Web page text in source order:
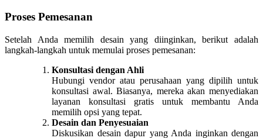
Proses Pemesanan
Setelah Anda memilih desain yang diinginkan, berikut adalah
langkah-langkah untuk memulai proses pemesanan:
Konsultasi dengan Ahli
Hubungi vendor atau perusahaan yang dipilih untuk
konsultasi awal. Biasanya, mereka akan menyediakan
layanan konsultasi gratis untuk membantu Anda
memilih opsi yang tepat.
Desain dan Penyesuaian
Diskusikan desain dapur yang Anda inginkan dengan